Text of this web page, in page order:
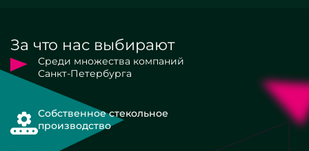
За что нас выбирают
Среди множества компаний
Санкт-Петербурга
Собственное стекольное
производство